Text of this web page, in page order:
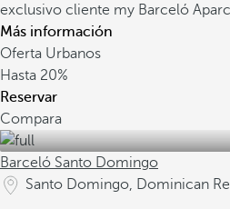
exclusivo cliente my Barceló
Más información
Oferta Urbanos
Hasta 20%
Reservar
Compara
Barceló Santo Domingo
Santo Domingo, Dominican